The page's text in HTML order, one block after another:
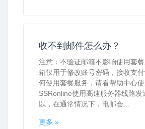
收不到邮件怎么办？
注意：不验证邮箱不影响使用套
箱仅用于修改账号密码，接收支
何使用套餐服务，请看帮助中心使
SSRonline使用高速服务器线路发
以，在通常情况下，电邮会...
更多 »